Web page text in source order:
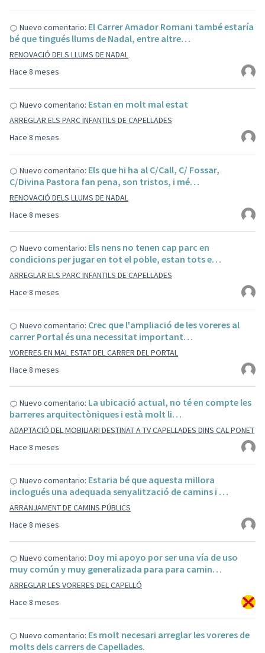
Hace 8 meses
Nuevo comentario: El Carrer Amador Romani també estaría
bé que tingués llums de Nadal, entre altre…
RENOVACIÓ DELS LLUMS DE NADAL
Hace 8 meses
Nuevo comentario: Estan en molt mal estat
ARREGLAR ELS PARC INFANTILS DE CAPELLADES
Hace 8 meses
Nuevo comentario: Els que hi ha al C/Call, C/ Fossar,
C/Divina Pastora fan pena, son tristos, i mé…
RENOVACIÓ DELS LLUMS DE NADAL
Hace 8 meses
Nuevo comentario: Els nens no tenen cap parc en
condicions per jugar en tot el poble, estan tots e…
ARREGLAR ELS PARC INFANTILS DE CAPELLADES
Hace 8 meses
Nuevo comentario: Crec que l'ampliació de les voreres al
carrer Portal és una necessitat important…
VORERES EN MAL ESTAT DEL CARRER DEL PORTAL
Hace 8 meses
Nuevo comentario: La ubicació actual, no té en compte les
barreres arquitectòniques i està molt li…
ADAPTACIÓ DEL MOBILIARI DESTINAT A TV CAPELLADES DINS CAL PONET
Hace 8 meses
Nuevo comentario: Estaria bé que aquesta millora
inclogués una adequada senyalització de camins i …
ARRANJAMENT DE CAMINS PÚBLICS
Hace 8 meses
Nuevo comentario: Doy mi apoyo por ser una vía de uso
muy común y muy generalizada para para camin…
ARREGLAR LES VORERES DEL CAPELLÓ
Nuevo comentario: Es molt necesari arreglar les voreres de
molts dels carrers de Capellades.